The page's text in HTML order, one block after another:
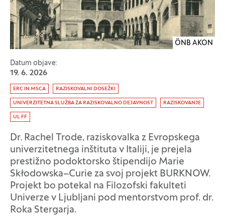
ÖNB AKON
Datum objave:
19. 6. 2026
Oznaka:
ERC IN MSCA RAZISKOVALNI DOSEŽKI
UNIVERZITETNA SLUŽBA ZA RAZISKOVALNO DEJAVNOST RAZISKOVANJE
UL FF
Dr. Rachel Trode, raziskovalka z Evropskega
univerzitetnega inštituta v Italiji, je prejela
prestižno podoktorsko štipendijo Marie
Skłodowska–Curie za svoj projekt BURKNOW.
Projekt bo potekal na Filozofski fakulteti
Univerze v Ljubljani pod mentorstvom prof. dr.
Roka Stergarja.